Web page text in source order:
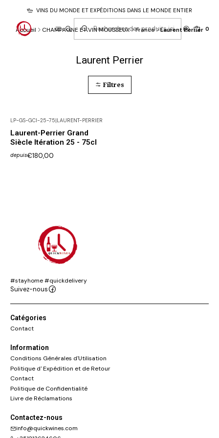
0
VINS DU MONDE ET EXPÉDITIONS DANS LE MONDE ENTIER
Accueil CHAMPAGNE ET VIN MOUSSEUX France Laurent Perrier
Laurent Perrier
Filtres
LP-GS-GCI-25-75|LAURENT-PERRIER
Laurent-Perrier Grand
Siècle Itération 25 - 75cl
depuis€180,00
#stayhome #quickdelivery
Suivez-nous
Catégories
Contact
Information
Conditions Générales d'Utilisation
Politique d' Expédition et de Retour
Contact
Politique de Confidentialité
Livre de Réclamations
Contactez-nous
info@quickwines.com